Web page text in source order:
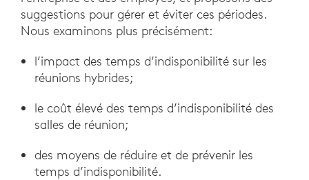
suggestions pour gérer et éviter ces périodes.
Nous examinons plus précisément:
l’impact des temps d’indisponibilité sur les
réunions hybrides;
le coût élevé des temps d’indisponibilité des
salles de réunion;
des moyens de réduire et de prévenir les
temps d’indisponibilité.